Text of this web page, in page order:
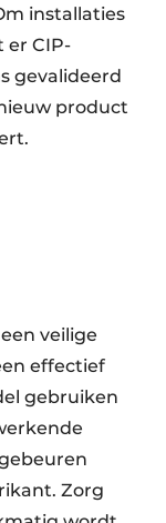
installaties
er CIP-
gevalideerd
product
veilige
effectief
gebruiken
Zorg